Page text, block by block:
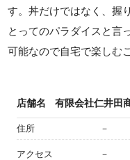
す。丼だけではなく、握
とってのパラダイスと言
可能なので自宅で楽しむ
店舗名 有限会社仁井田
住所 －
アクセス －